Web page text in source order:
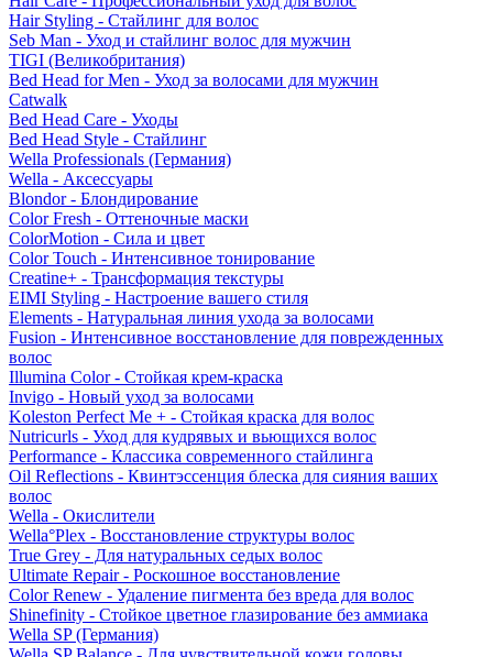
Hair Styling - Стайлинг для волос
Seb Man - Уход и стайлинг волос для мужчин
TIGI (Великобритания)
Bed Head for Men - Уход за волосами для мужчин
Catwalk
Bed Head Care - Уходы
Bed Head Style - Стайлинг
Wella Professionals (Германия)
Wella - Аксессуары
Blondor - Блондирование
Color Fresh - Оттеночные маски
ColorMotion - Сила и цвет
Color Touch - Интенсивное тонирование
Creatine+ - Трансформация текстуры
EIMI Styling - Настроение вашего стиля
Elements - Натуральная линия ухода за волосами
Fusion - Интенсивное восстановление для поврежденных
волос
Illumina Color - Стойкая крем-краска
Invigo - Новый уход за волосами
Koleston Perfect Me + - Стойкая краска для волос
Nutricurls - Уход для кудрявых и вьющихся волос
Performance - Классика современного стайлинга
Oil Reflections - Квинтэссенция блеска для сияния ваших
волос
Wella - Окислители
Wella°Plex - Восстановление структуры волос
True Grey - Для натуральных седых волос
Ultimate Repair - Роскошное восстановление
Color Renew - Удаление пигмента без вреда для волос
Shinefinity - Стойкое цветное глазирование без аммиака
Wella SP (Германия)